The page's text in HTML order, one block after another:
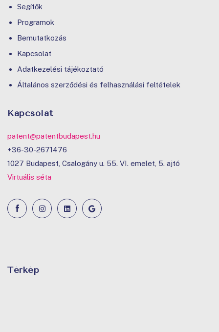
Segítők
Programok
Bemutatkozás
Kapcsolat
Adatkezelési tájékoztató
Általános szerződési és felhasználási feltételek
Kapcsolat
patent@patentbudapest.hu
+36-30-2671476
1027 Budapest, Csalogány u. 55. VI. emelet, 5. ajtó
Virtuális séta
Térkép